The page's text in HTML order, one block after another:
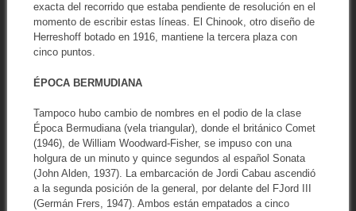
exacta del recorrido que estaba pendiente de resolución en el
momento de escribir estas líneas. El Chinook, otro diseño de
Herreshoff botado en 1916, mantiene la tercera plaza con
cinco puntos.
ÉPOCA BERMUDIANA
Tampoco hubo cambio de nombres en el podio de la clase
Época Bermudiana (vela triangular), donde el británico Comet
(1946), de William Woodward-Fisher, se impuso con una
holgura de un minuto y quince segundos al español Sonata
(John Alden, 1937). La embarcación de Jordi Cabau ascendió
a la segunda posición de la general, por delante del FJord III
(Germán Frers, 1947). Ambos están empatados a cinco